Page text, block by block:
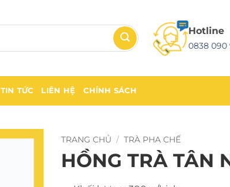
Hotline
0838 090
TIN TỨC LIÊN HỆ CHÍNH SÁCH
TRANG CHỦ / TRÀ PHA CHẾ
HỒNG TRÀ TÂN